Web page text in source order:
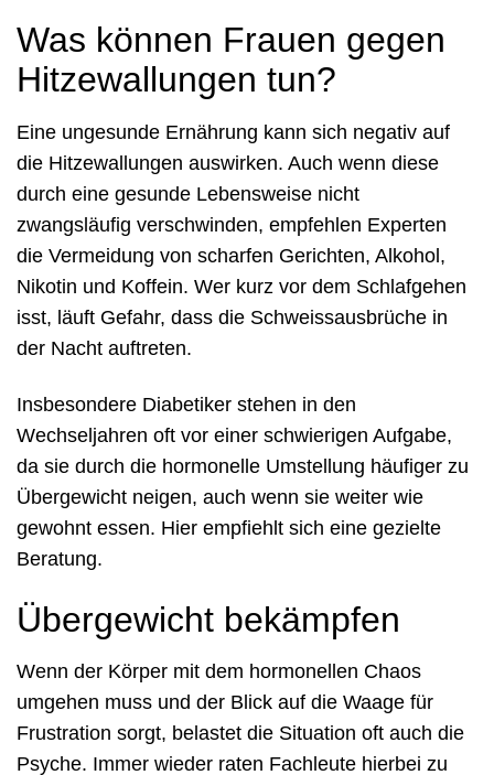
Was können Frauen gegen
Hitzewallungen tun?
Eine ungesunde Ernährung kann sich negativ auf
die Hitzewallungen auswirken. Auch wenn diese
durch eine gesunde Lebensweise nicht
zwangsläufig verschwinden, empfehlen Experten
die Vermeidung von scharfen Gerichten, Alkohol,
Nikotin und Koffein. Wer kurz vor dem Schlafgehen
isst, läuft Gefahr, dass die Schweissausbrüche in
der Nacht auftreten.
Insbesondere Diabetiker stehen in den
Wechseljahren oft vor einer schwierigen Aufgabe,
da sie durch die hormonelle Umstellung häufiger zu
Übergewicht neigen, auch wenn sie weiter wie
gewohnt essen. Hier empfiehlt sich eine gezielte
Beratung.
Übergewicht bekämpfen
Wenn der Körper mit dem hormonellen Chaos
umgehen muss und der Blick auf die Waage für
Frustration sorgt, belastet die Situation oft auch die
Psyche. Immer wieder raten Fachleute hierbei zu